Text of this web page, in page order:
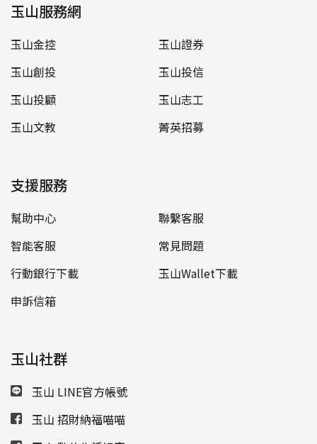
玉山服務網
玉山金控
玉山證券
玉山創投
玉山投信
玉山投顧
玉山志工
玉山文教
菁英招募
支援服務
幫助中心
聯繫客服
智能客服
常見問題
行動銀行下載
玉山Wallet下載
申訴信箱
玉山社群
玉山 LINE官方帳號
玉山 招財納福喵喵